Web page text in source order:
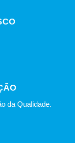
da Qualidade.